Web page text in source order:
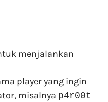
menjalankan
player yang ingin
misalnya p4r00t